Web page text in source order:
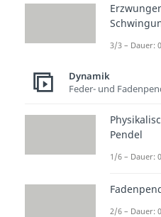
3/3 – Dauer:
Dynamik
Feder- und
Pendel
1/6 – Dauer:
2/6 – Dauer: